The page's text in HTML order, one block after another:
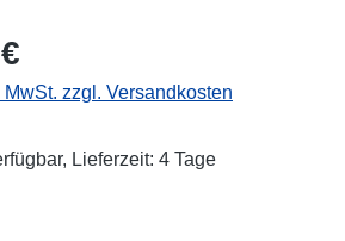
zzgl. Versandkosten
Lieferzeit: 4 Tage